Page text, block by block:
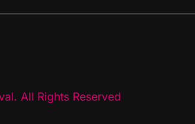
All Rights Reserved